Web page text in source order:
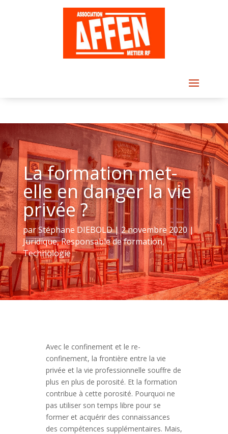
La formation met-
elle en danger la vie
privée ?
parStéphane DIEBOLD| 2 novembre 2020|
Juridique,Responsable de formation,
Technologie
Avec le confinement et le re-
confinement, la frontière entre la vie
privée et la vie professionnelle souffre de
plus en plus de porosité. Et la formation
contribue à cette porosité. Pourquoi ne
pas utiliser son temps libre pour se
former et acquérir des connaissances
des compétences supplémentaires. Mais,